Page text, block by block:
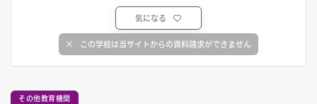
気になる
この学校は当サイトからの資料請求ができません
その他教育機関